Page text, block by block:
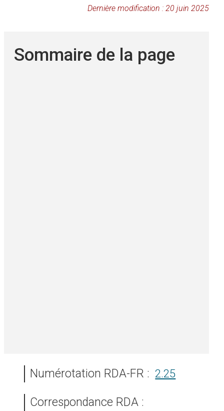
Dernière modification : 20 juin 2025
Sommaire de la page
Numérotation RDA-FR : 2.25
Correspondance RDA :